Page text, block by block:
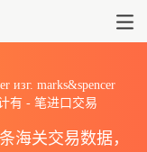
изг. marks&spencer
有 - 笔进口交易
海关交易数据，